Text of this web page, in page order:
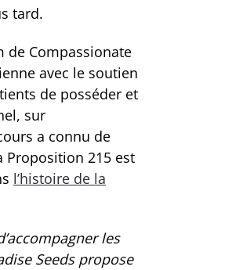
tard.
de Compassionate
avec le soutien
de posséder et
sur
a connu de
Proposition 215 est
l’histoire de la
les
Seeds propose